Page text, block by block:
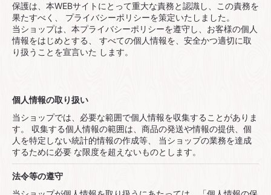
保護は、本WEBサイトにとって重⼤な責務と認識し、この責務を
果たすべく、 プライバシーポリシーを策定いたしました。
当ショップは、本プライバシーポリシーを遵守し、お客様の個⼈
情報をはじめとする、 すべての個⼈情報を、安全かつ適切に取
り扱うことを宣⾔いた します。
個⼈情報の取り扱い
当ショップでは、必要な範囲で個⼈情報を収集することがありま
す。 収集する個⼈情報の範囲は、商品の発送や情報の提供、個
⼈を特定しない統計的情報の作成等、 当ショップの業務を達成
するために必要 な限度を超えないものとします。
法令等の遵守